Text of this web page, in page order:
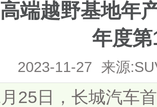
端越野基地年
年度
2023-11-27 来源
25日，长城汽车